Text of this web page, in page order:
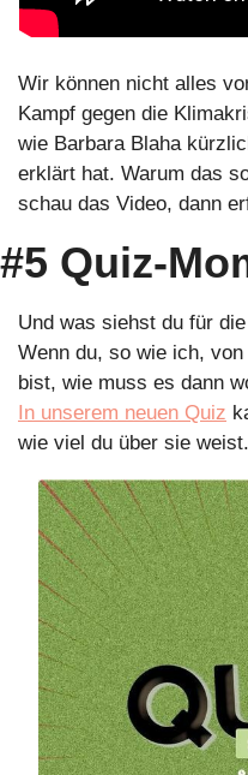
Wir können nicht alles
Kampf gegen die
wie Barbara Blaha
erklärt hat. Warum das
schau das Video, dann
#5 Quiz-
Und was siehst du für
Wenn du, so wie ich,
In unserem neuen Quiz
wie viel du über sie weist.